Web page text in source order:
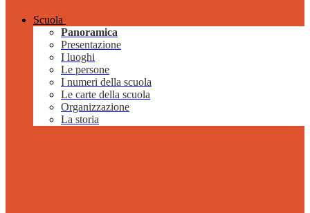
Scuola
Panoramica
Presentazione
I luoghi
Le persone
I numeri della scuola
Le carte della scuola
Organizzazione
La storia